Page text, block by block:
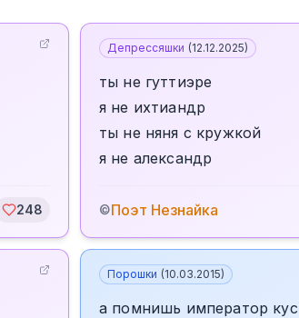
248
Депрессяшки (12.12.2025)
ты не гуттиэре
я не ихтиандр
ты не няня с кружкой
я не александр
©Поэт Незнайка
Порошки (10.03.2015)
а помнишь император